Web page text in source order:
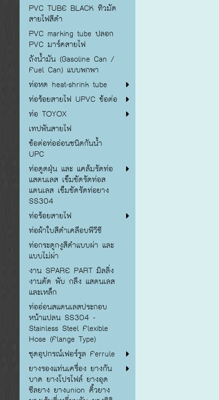
PVC TUBE BLACK ทิวมัด
สายไฟสีดำ
PVC marking tube ปลอก
PVC มาร์คสายไฟ
ถังน้ำมัน (Gasoline Can /
Fuel Can) แบบพกพา
ท่อหด heat-shrink tube
ท่อร้อยสายไฟ UPVC ข้อต่อ
ท่อ TOYOX
เทปพันสายไฟ
ข้อต่อท่ออ่อนชนิดกันน้ำ
UPC
ท่อดูดฝุ่น และ แคล้มรัดท่อ
แสตนเลส เข็มขัดรัดท่อส
แตนเลส เข็มขัดรัดท่อยาง
SS304
ท่อร้อยสายไฟ
ท่อผ้าใบสีดำเคลือบพีวีซี
ท่อกระดูกงูสีดำแบบผ่า และ
แบบไม่ผ่า
งาน SPARE PART มิลลิ่ง
งานตัด พับ กลึง แสตนเลส
และเหล็ก
ท่ออ่อนสแตนเลสประกอบ
หน้าแปลน SS304 -
Stainless Steel Flexible
Hose (Flange Type)
ชุดอุปกรณ์เฟอร์รูล Ferrule
ยางรองแท่นเครื่อง ยางกัน
บาด ยางโปรไฟล์ ยางอุด
ซีลยาง ยางunion คิ้วยาง